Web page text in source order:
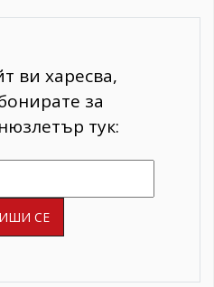
ви харесва,
за
тук: